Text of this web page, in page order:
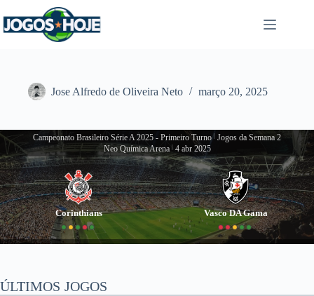
para
o
Jose Alfredo de Oliveira Neto março 20, 2025
Campeonato Brasileiro Série A 2025 - Primeiro Turno Jogos da Semana 2
Neo Química Arena
4 abr 2025
Corinthians Vasco DA Gama
ÚLTIMOS JOGOS